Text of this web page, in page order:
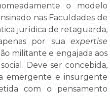
o modelo
nas Faculdades de
jurídica de retaguarda,
por sua expertise
militante e engajada aos
Deve ser concebida,
emergente e insurgente
com o pensamento